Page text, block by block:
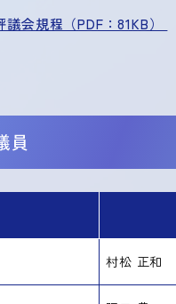
会規程（PDF：81KB）
員
村松 正和